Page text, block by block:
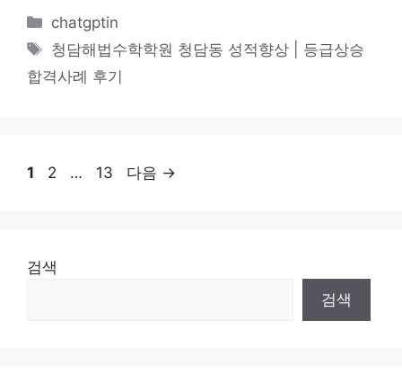
카
테
리
chatgptin
태
그
청담해법수학학원 청담동 성적향상 | 등급상승
합격사례 후기
페
1
페
2 …
페
13 다음 →
검색
검색